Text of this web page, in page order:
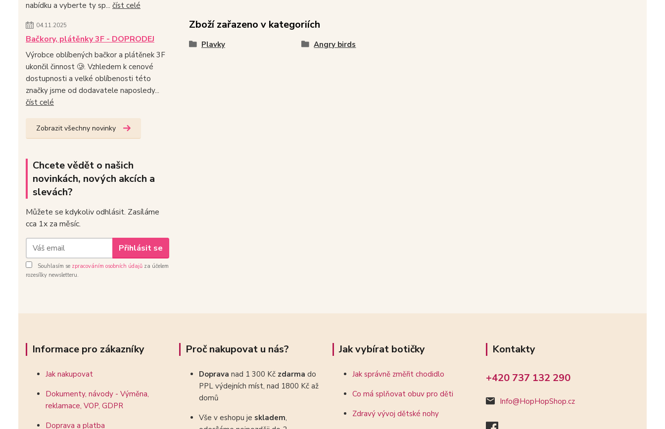
nabídku a vyberte ty sp... číst celé
04.11.2025
Bačkory, plátěnky 3F - DOPRODEJ
Výrobce oblíbených bačkor a plátěnek 3F
ukončil činnost 🥲. Vzhledem k cenové
dostupnosti a velké oblíbenosti této
značky jsme od dodavatele naposledy...
číst celé
Zobrazit všechny novinky
Chcete vědět o našich
novinkách, nových akcích a
slevách?
Můžete se kdykoliv odhlásit. Zasíláme
cca 1x za měsíc.
Přihlásit se
Souhlasím se zpracováním osobních údajů za účelem
rozesílky newsletteru.
Zboží zařazeno v kategoriích
Plavky Angry birds
Informace pro zákazníky
Jak nakupovat
Dokumenty, návody - Výměna,
reklamace, VOP, GDPR
Doprava a platba
Proč nakupovat u nás?
Doprava nad 1 300 Kč zdarma do
PPL výdejních míst, nad 1800 Kč až
domů
Vše v eshopu je skladem,
Jak vybírat botičky
Jak správně změřit chodidlo
Co má splňovat obuv pro děti
Zdravý vývoj dětské nohy
Kontakty
+420 737 132 290
Info@HopHopShop.cz